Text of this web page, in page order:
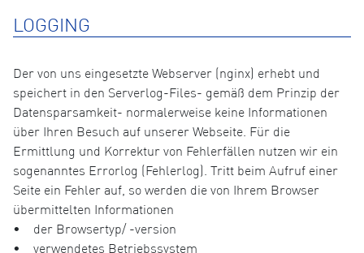
LOGGING
Der von uns eingesetzte Webserver (nginx) erhebt und
speichert in den Serverlog-Files- gemäß dem Prinzip der
Datensparsamkeit- normalerweise keine Informationen
über Ihren Besuch auf unserer Webseite. Für die
Ermittlung und Korrektur von Fehlerfällen nutzen wir ein
sogenanntes Errorlog (Fehlerlog). Tritt beim Aufruf einer
Seite ein Fehler auf, so werden die von Ihrem Browser
übermittelten Informationen
• der Browsertyp/ -version
• verwendetes Betriebssystem